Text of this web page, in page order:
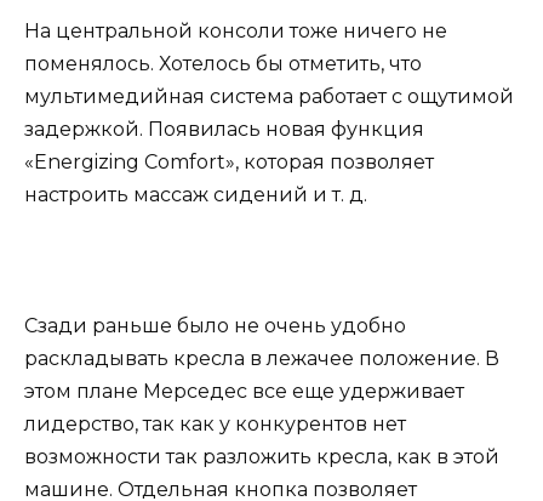
На центральной консоли тоже ничего не
поменялось. Хотелось бы отметить, что
мультимедийная система работает с ощутимой
задержкой. Появилась новая функция
«Energizing Comfort», которая позволяет
настроить массаж сидений и т. д.
Сзади раньше было не очень удобно
раскладывать кресла в лежачее положение. В
этом плане Мерседес все еще удерживает
лидерство, так как у конкурентов нет
возможности так разложить кресла, как в этой
машине. Отдельная кнопка позволяет